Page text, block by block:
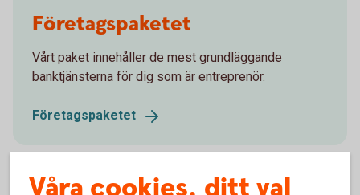
Företagspaketet
Vårt paket innehåller de mest grundläggande
banktjänsterna för dig som är entreprenör.
Företagspaketet